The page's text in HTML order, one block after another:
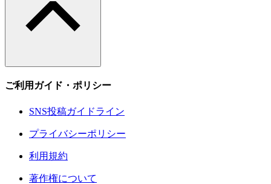
ご利用ガイド・ポリシー
SNS投稿ガイドライン
プライバシーポリシー
利用規約
著作権について